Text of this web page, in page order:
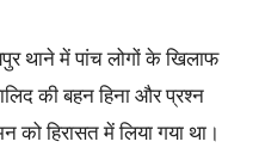
थाने में पांच लोगों के खिलाफ
की बहन हिना और प्रश्न
हिरासत में लिया गया था।